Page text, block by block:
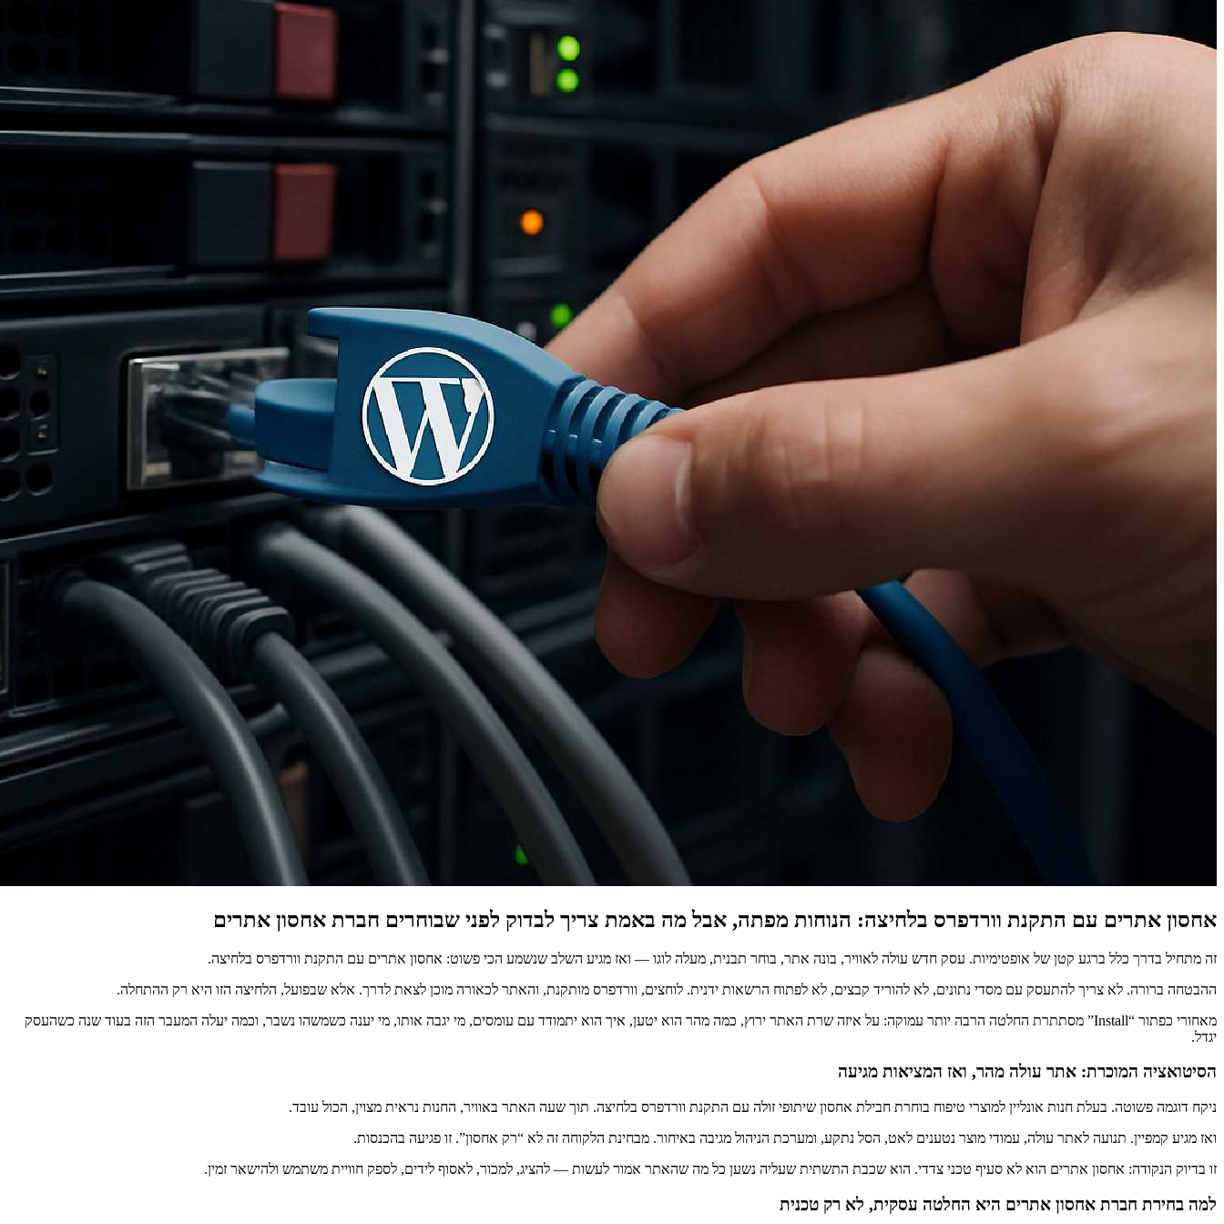
אחסון אתרים עם התקנת וורדפרס בלחיצה: הנוחות מפתה, אבל מה באמת צריך לבדוק לפני שבוחרים חברת אחסון אתרים
זה מתחיל בדרך כלל ברגע קטן של אופטימיות. עסק חדש עולה לאוויר, בונה אתר, בוחר תבנית, מעלה לוגו — ואז מגיע השלב שנשמע הכי פשוט: אחסון אתרים עם התקנת וורדפרס בלחיצה.
ההבטחה ברורה. לא צריך להתעסק עם מסדי נתונים, לא להוריד קבצים, לא לפתוח הרשאות ידנית. לוחצים, וורדפרס מותקנת, והאתר לכאורה מוכן לצאת לדרך. אלא שבפועל, הלחיצה הזו היא רק ההתחלה.
מאחורי כפתור “Install” מסתתרת החלטה הרבה יותר עמוקה: על איזה שרת האתר ירוץ, כמה מהר הוא יטען, איך הוא יתמודד עם עומסים, מי יגבה אותו, מי יענה כשמשהו נשבר, וכמה יעלה המעבר הזה בעוד שנה כשהעסק
יגדל.
הסיטואציה המוכרת: אתר עולה מהר, ואז המציאות מגיעה
ניקח דוגמה פשוטה. בעלת חנות אונליין למוצרי טיפוח בוחרת חבילת אחסון שיתופי זולה עם התקנת וורדפרס בלחיצה. תוך שעה האתר באוויר, החנות נראית מצוין, הכול עובד.
ואז מגיע קמפיין. תנועה לאתר עולה, עמודי מוצר נטענים לאט, הסל נתקע, ומערכת הניהול מגיבה באיחור. מבחינת הלקוחה זה לא “רק אחסון”. זו פגיעה בהכנסות.
זו בדיוק הנקודה: אחסון אתרים הוא לא סעיף טכני צדדי. הוא שכבת התשתית שעליה נשען כל מה שהאתר אמור לעשות — להציג, למכור, לאסוף לידים, לספק חוויית משתמש ולהישאר זמין.
למה בחירת חברת אחסון אתרים היא החלטה עסקית, לא רק טכנית